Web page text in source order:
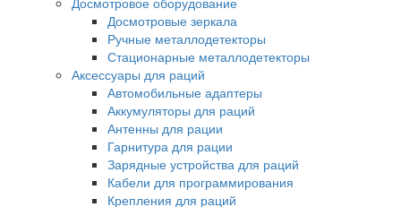
Досмотровые зеркала
Ручные металлодетекторы
Стационарные металлодетекторы
Аксессуары для раций
Автомобильные адаптеры
Аккумуляторы для раций
Антенны для рации
Гарнитура для рации
Зарядные устройства для раций
Кабели для программирования
Крепления для раций